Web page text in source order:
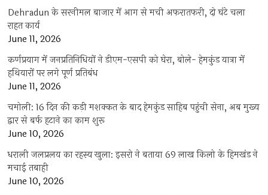
Dehradun के सरनीमल बाजार में आग से मची अफरातफरी, दो घंटे चला
राहत कार्य
June 11, 2026
कर्णप्रयाग में जनप्रतिनिधियों ने डीएम-एसपी को घेरा, बोले- हेमकुंड यात्रा में
हथियारों पर लगे पूर्ण प्रतिबंध
June 11, 2026
चमोली: 16 दिन की कड़ी मशक्कत के बाद हेमकुंड साहिब पहुंची सेना, अब मुख्य
द्वार से बर्फ हटाने का काम शुरू
June 10, 2026
धराली जलप्रलय का रहस्य खुला: इसरो ने बताया 69 लाख किलो के हिमखंड ने
मचाई तबाही
June 10, 2026